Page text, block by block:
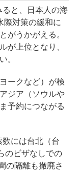
と、日本人の海
際対策の緩和に
がうかがえる。
が上位となり、
。
ークなど）が検
ジア（ソウルや
予約につながる
には台北（台
のビザなしでの
の隔離も撤廃さ